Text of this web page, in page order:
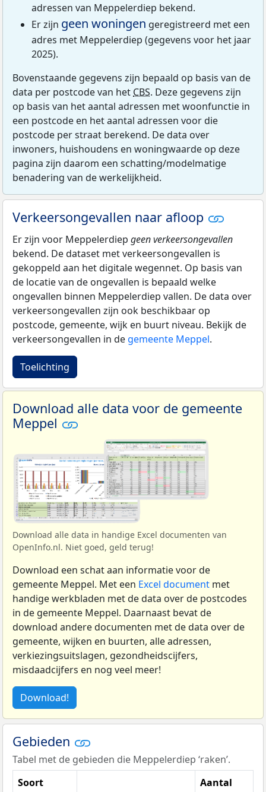
adressen van Meppelerdiep bekend.
Er zijn geen woningen geregistreerd met een
adres met Meppelerdiep (gegevens voor het jaar
2025).
Bovenstaande gegevens zijn bepaald op basis van de
data per postcode van het CBS. Deze gegevens zijn
op basis van het aantal adressen met woonfunctie in
een postcode en het aantal adressen voor die
postcode per straat berekend. De data over
inwoners, huishoudens en woningwaarde op deze
pagina zijn daarom een schatting/modelmatige
benadering van de werkelijkheid.
Verkeersongevallen naar afloop
Er zijn voor Meppelerdiep geen verkeersongevallen
bekend. De dataset met verkeersongevallen is
gekoppeld aan het digitale wegennet. Op basis van
de locatie van de ongevallen is bepaald welke
ongevallen binnen Meppelerdiep vallen. De data over
verkeersongevallen zijn ook beschikbaar op
postcode, gemeente, wijk en buurt niveau. Bekijk de
verkeersongevallen in de gemeente Meppel.
Toelichting
Download alle data voor de gemeente
Meppel
Download alle data in handige Excel documenten van
OpenInfo.nl. Niet goed, geld terug!
Download een schat aan informatie voor de
gemeente Meppel. Met een Excel document met
handige werkbladen met de data over de postcodes
in de gemeente Meppel. Daarnaast bevat de
download andere documenten met de data over de
gemeente, wijken en buurten, alle adressen,
verkiezingsuitslagen, gezondheidscijfers,
misdaadcijfers en nog veel meer!
Download!
Gebieden
Tabel met de gebieden die Meppelerdiep ‘raken’.
Soort
Aantal